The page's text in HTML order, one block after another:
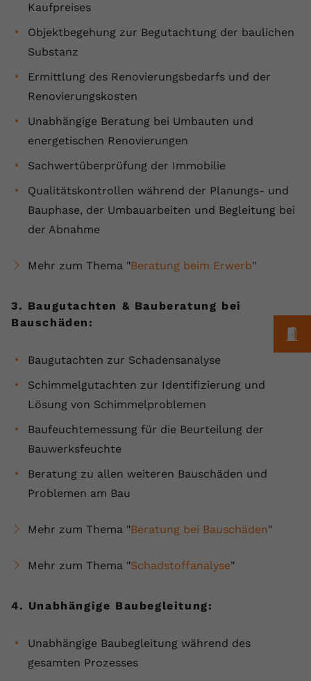
Kaufpreises
Objektbegehung zur Begutachtung der baulichen
Substanz
Ermittlung des Renovierungsbedarfs und der
Renovierungskosten
Unabhängige Beratung bei Umbauten und
energetischen Renovierungen
Sachwertüberprüfung der Immobilie
Qualitätskontrollen während der Planungs- und
Bauphase, der Umbauarbeiten und Begleitung bei
der Abnahme
Mehr zum Thema "Beratung beim Erwerb"
3. Baugutachten & Bauberatung bei
Bauschäden:
Baugutachten zur Schadensanalyse
Schimmelgutachten zur Identifizierung und
Lösung von Schimmelproblemen
Baufeuchtemessung für die Beurteilung der
Bauwerksfeuchte
Beratung zu allen weiteren Bauschäden und
Problemen am Bau
Mehr zum Thema "Beratung bei Bauschäden"
Mehr zum Thema "Schadstoffanalyse"
4. Unabhängige Baubegleitung:
Unabhängige Baubegleitung während des
gesamten Prozesses
Zweck
Daten darüber zu speichern, welche
Videos von YouTube der Nutzer
gesehen hat.
Name yt-remote-connected-devices
Anbieter Youtube.com
Laufzeit
Zweck
Videopräferenzen des Nutzers zu